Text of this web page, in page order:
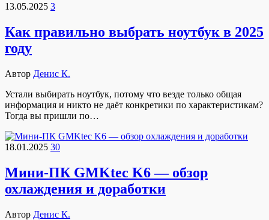
13.05.2025 3
Как правильно выбрать ноутбук в 2025
году
Автор Денис К.
Устали выбирать ноутбук, потому что везде только общая
информация и никто не даёт конкретики по характеристикам?
Тогда вы пришли по…
18.01.2025 30
Мини-ПК GMKtec K6 — обзор
охлаждения и доработки
Автор Денис К.